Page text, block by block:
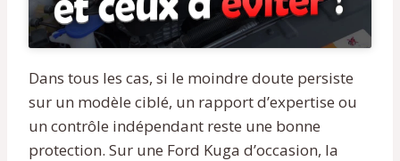
Dans tous les cas, si le moindre doute persiste
sur un modèle ciblé, un rapport d’expertise ou
un contrôle indépendant reste une bonne
protection. Sur une Ford Kuga d’occasion, la